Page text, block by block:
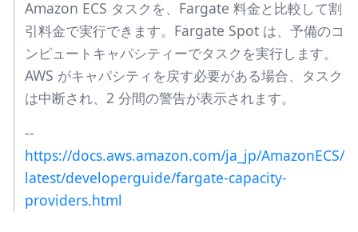
Amazon ECS タスクを、Fargate 料金と比較して割
引料金で実行できます。Fargate Spot は、予備のコ
ンピュートキャパシティーでタスクを実行します。
AWS がキャパシティを戻す必要がある場合、タスク
は中断され、2 分間の警告が表示されます。
--
https://docs.aws.amazon.com/ja_jp/AmazonECS/
latest/developerguide/fargate-capacity-
providers.html